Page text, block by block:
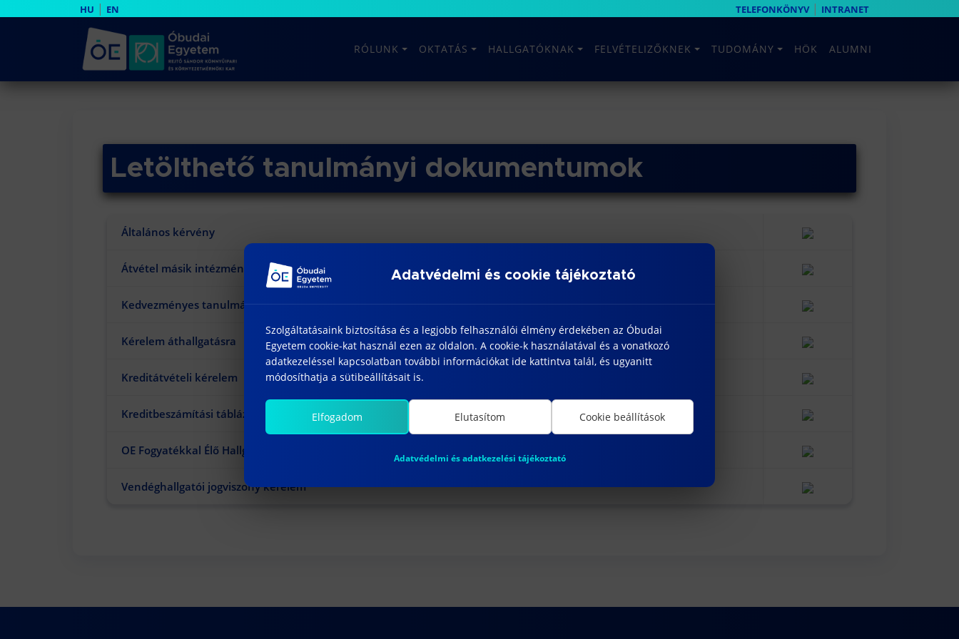
HU | EN TELEFONKÖNYV| INTRANET
RÓLUNK OKTATÁS HALLGATÓKNAK FELVÉTELIZŐKNEK TUDOMÁNY HÖK ALUMNI
Letölthető tanulmányi dokumentumok
Általános kérvény
Átvétel másik intézményből
Kedvezményes tanulmányi rend kérése
Kérelem áthallgatásra
Kreditátvételi kérelem
Kreditbeszámítási táblázat
OE Fogyatékkal Élő Hallgatók Kedvezményigénylése
Vendéghallgatói jogviszony kérelem
Adatvédelmi és cookie tájékoztató
Szolgáltatásaink biztosítása és a legjobb felhasználói élmény érdekében az Óbudai
Egyetem cookie-kat használ ezen az oldalon. A cookie-k használatával és a vonatkozó
adatkezeléssel kapcsolatban további információkat ide kattintva talál, és ugyanitt
módosíthatja a sütibeállításait is.
Elfogadom Elutasítom Cookie beállítások
Adatvédelmi és adatkezelési tájékoztató